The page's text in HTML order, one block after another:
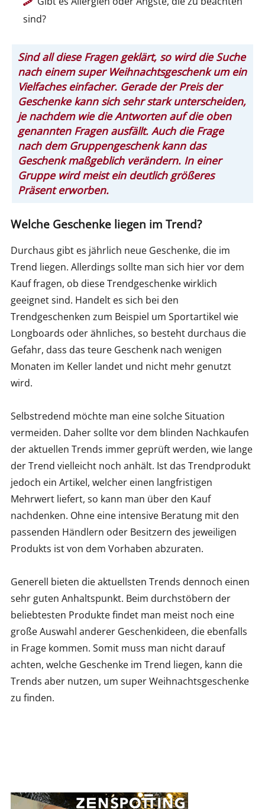
sind?
Sind all diese Fragen geklärt, so wird die Suche
nach einem super Weihnachtsgeschenk um ein
Vielfaches einfacher. Gerade der Preis der
Geschenke kann sich sehr stark unterscheiden,
je nachdem wie die Antworten auf die oben
genannten Fragen ausfällt. Auch die Frage
nach dem Gruppengeschenk kann das
Geschenk maßgeblich verändern. In einer
Gruppe wird meist ein deutlich größeres
Präsent erworben.
Welche Geschenke liegen im Trend?
Durchaus gibt es jährlich neue Geschenke, die im
Trend liegen. Allerdings sollte man sich hier vor dem
Kauf fragen, ob diese Trendgeschenke wirklich
geeignet sind. Handelt es sich bei den
Trendgeschenken zum Beispiel um Sportartikel wie
Longboards oder ähnliches, so besteht durchaus die
Gefahr, dass das teure Geschenk nach wenigen
Monaten im Keller landet und nicht mehr genutzt
wird.
Selbstredend möchte man eine solche Situation
vermeiden. Daher sollte vor dem blinden Nachkaufen
der aktuellen Trends immer geprüft werden, wie lange
der Trend vielleicht noch anhält. Ist das Trendprodukt
jedoch ein Artikel, welcher einen langfristigen
Mehrwert liefert, so kann man über den Kauf
nachdenken. Ohne eine intensive Beratung mit den
passenden Händlern oder Besitzern des jeweiligen
Produkts ist von dem Vorhaben abzuraten.
Generell bieten die aktuellsten Trends dennoch einen
sehr guten Anhaltspunkt. Beim durchstöbern der
beliebtesten Produkte findet man meist noch eine
große Auswahl anderer Geschenkideen, die ebenfalls
in Frage kommen. Somit muss man nicht darauf
achten, welche Geschenke im Trend liegen, kann die
Trends aber nutzen, um super Weihnachtsgeschenke
zu finden.